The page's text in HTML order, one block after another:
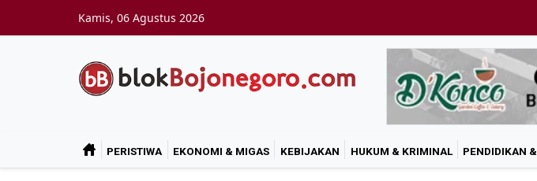
Kamis, 06 Agustus 2026
PERISTIWA EKONOMI & MIGAS KEBIJAKAN HUKUM & KRIMINAL PENDIDIKAN